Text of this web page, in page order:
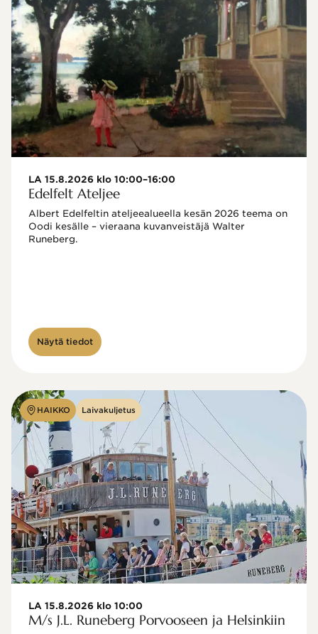
LA 15.8.2026 klo 10:00–16:00
Edelfelt Ateljee
Albert Edelfeltin ateljeealueella kesän 2026 teema on
Oodi kesälle – vieraana kuvanveistäjä Walter
Näytä tiedot
HAIKKO Laivakuljetus
LA 15.8.2026 klo 10:00
M/s J.L. Runeberg Porvooseen ja Helsinkiin